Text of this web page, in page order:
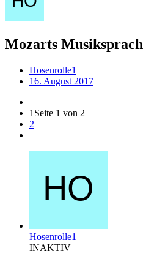
Mozarts
Hosenrolle1
16. August 2017
1 Seite 1 von 2
2
Hosenrolle1
INAKTIV